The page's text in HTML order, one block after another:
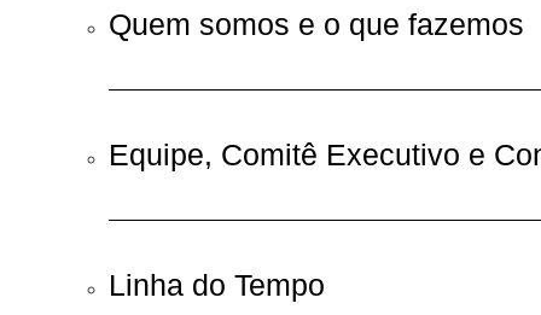
Quem somos e o que fazemos
Equipe, Comitê Executivo e
Linha do Tempo